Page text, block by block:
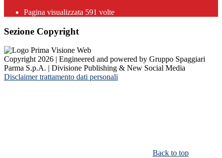
Pagina visualizzata 591 volte
Sezione Copyright
Copyright 2026 | Engineered and powered by Gruppo Spaggiari
Parma S.p.A. | Divisione Publishing & New Social Media
Disclaimer trattamento dati personali
Back to top